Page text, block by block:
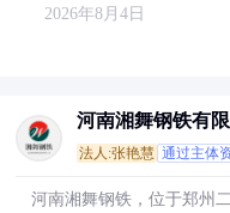
2026年8月4日
河南湘舞钢铁有限
法人:张艳慧 通过主体
河南湘舞钢铁，位于郑州